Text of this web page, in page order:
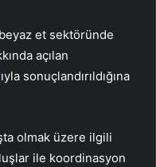
et sektöründe
açılan
sonuçlandırıldığına
olmak üzere ilgili
ile koordinasyon